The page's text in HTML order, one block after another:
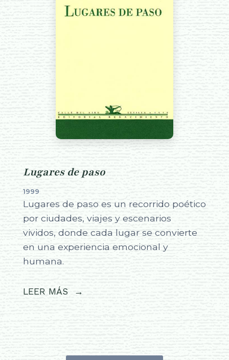
Lugares de paso
1999
Lugares de paso es un recorrido poético
por ciudades, viajes y escenarios
vividos, donde cada lugar se convierte
en una experiencia emocional y
humana.
LEER MÁS